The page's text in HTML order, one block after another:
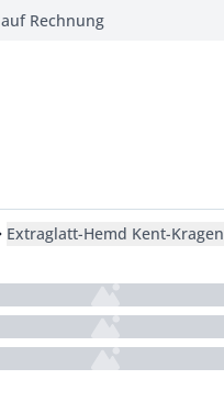
Rechnung
Extraglatt-Hemd Kent-Kragen